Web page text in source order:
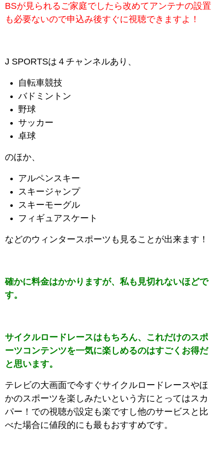
BSが見られるご家庭でしたら改めてアンテナの設置
も必要ないので申込み後すぐに視聴できますよ！
J SPORTSは４チャンネルあり、
自転車競技
バドミントン
野球
サッカー
卓球
のほか、
アルペンスキー
スキージャンプ
スキーモーグル
フィギュアスケート
などのウィンタースポーツも見ることが出来ます！
確かに料金はかかりますが、私も見切れないほどで
す。
サイクルロードレースはもちろん、これだけのスポ
ーツコンテンツを一気に楽しめるのはすごくお得だ
と思います。
テレビの大画面で今すぐサイクルロードレースやほ
かのスポーツを楽しみたいという方にとってはスカ
パー！での視聴が設定も楽ですし他のサービスと比
べた場合に値段的にも最もおすすめです。